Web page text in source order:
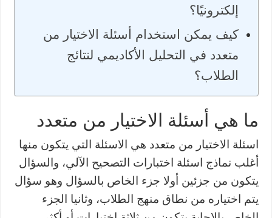
إلكترونيًا؟
كيف يمكن استخدام أسئلة الاختيار من
متعدد في التحليل الأكاديمي لنتائج
الطلاب؟
ما هي أسئلة الاختيار من متعدد
اسئلة الاختيار من متعدد هي الاسئلة التي يتكون منها
أغلب نماذج اسئلة اختبارات التصحيح الآلي، والسؤال
يتكون من جزئين أولا جزء الخاص بالسؤال وهو سؤال
يتم اختياره من نطاق منهج الطلاب، وثانيا الجزء